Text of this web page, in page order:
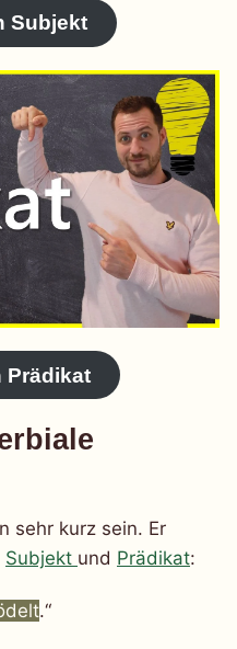
Subjekt
Prädikat
sehr kurz sein. Er
Subjekt und Prädikat:
.“